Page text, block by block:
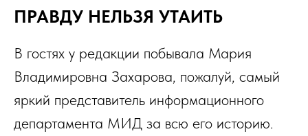
ПРАВДУ НЕЛЬЗЯ УТАИТЬ
В гостях у редакции побывала Мария
Владимировна Захарова, пожалуй, самый
яркий представитель информационного
департамента МИД за всю его историю.